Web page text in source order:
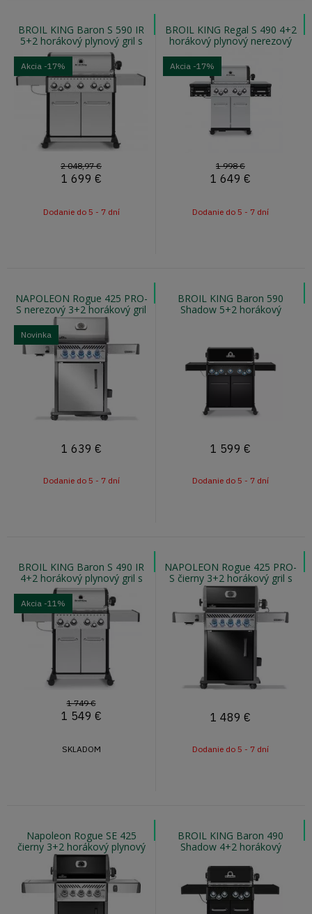
BROIL KING Baron S 590 IR
5+2 horákový plynový gril s
otočným ražňom a infra
horákom
Akcia -17%
2 048,97 €
1 699 €
Dodanie do 5 - 7 dní
BROIL KING Regal S 490 4+2
horákový plynový nerezový
gril s otočným ražňom
Akcia -17%
1 998 €
1 649 €
Dodanie do 5 - 7 dní
NAPOLEON Rogue 425 PRO-
S nerezový 3+2 horákový gril
s otočným ražňom a infra
varičom
Novinka
1 639 €
Dodanie do 5 - 7 dní
BROIL KING Baron 590
Shadow 5+2 horákový
plynový gril s otočným
1 599 €
Dodanie do 5 - 7 dní
BROIL KING Baron S 490 IR
4+2 horákový plynový gril s
otočným ražňom a infra
horákom
Akcia -11%
1 749 €
1 549 €
SKLADOM
NAPOLEON Rogue 425 PRO-
S čierny 3+2 horákový gril s
otočným ražňom a infra
horákom
1 489 €
Dodanie do 5 - 7 dní
Napoleon Rogue SE 425
čierny 3+2 horákový plynový
gril s infra horákom
BROIL KING Baron 490
Shadow 4+2 horákový
plynový gril s otočným
ražňom